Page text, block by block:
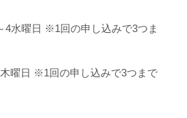
4水曜日 ※1回の申し込みで3つま
曜日 ※1回の申し込みで3つまで